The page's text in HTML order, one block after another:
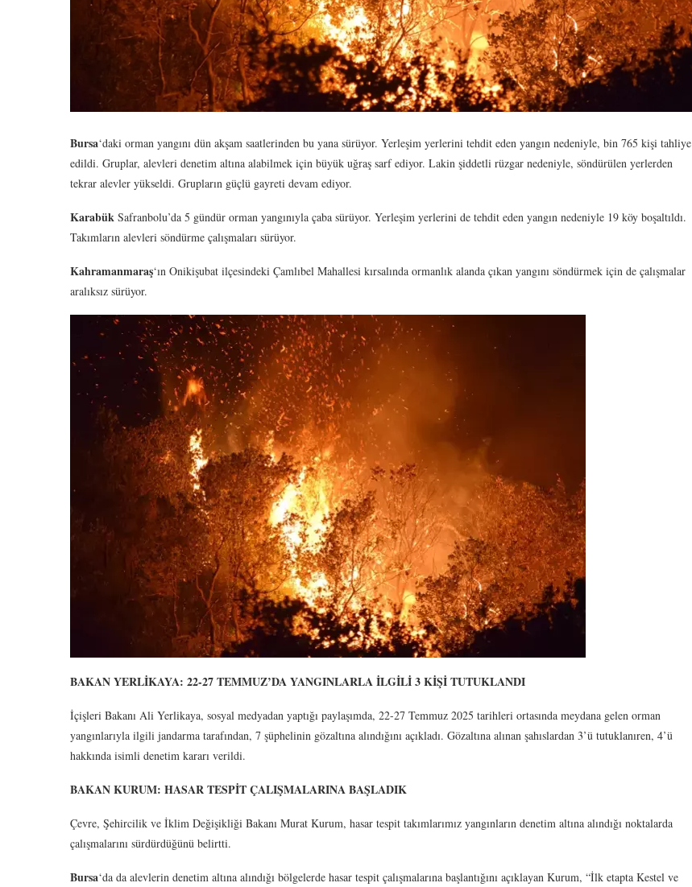
Bursa‘daki orman yangını dün akşam saatlerinden bu yana sürüyor. Yerleşim yerlerini tehdit eden yangın nedeniyle, bin 765 kişi tahliye
edildi. Gruplar, alevleri denetim altına alabilmek için büyük uğraş sarf ediyor. Lakin şiddetli rüzgar nedeniyle, söndürülen yerlerden
tekrar alevler yükseldi. Grupların güçlü gayreti devam ediyor.
Karabük Safranbolu’da 5 gündür orman yangınıyla çaba sürüyor. Yerleşim yerlerini de tehdit eden yangın nedeniyle 19 köy boşaltıldı.
Takımların alevleri söndürme çalışmaları sürüyor.
Kahramanmaraş‘ın Onikişubat ilçesindeki Çamlıbel Mahallesi kırsalında ormanlık alanda çıkan yangını söndürmek için de çalışmalar
aralıksız sürüyor.
BAKAN YERLİKAYA: 22-27 TEMMUZ’DA YANGINLARLA İLGİLİ 3 KİŞİ TUTUKLANDI
İçişleri Bakanı Ali Yerlikaya, sosyal medyadan yaptığı paylaşımda, 22-27 Temmuz 2025 tarihleri ortasında meydana gelen orman
yangınlarıyla ilgili jandarma tarafından, 7 şüphelinin gözaltına alındığını açıkladı. Gözaltına alınan şahıslardan 3’ü tutuklanıren, 4’ü
hakkında isimli denetim kararı verildi.
BAKAN KURUM: HASAR TESPİT ÇALIŞMALARINA BAŞLADIK
Çevre, Şehircilik ve İklim Değişikliği Bakanı Murat Kurum, hasar tespit takımlarımız yangınların denetim altına alındığı noktalarda
çalışmalarını sürdürdüğünü belirtti.
Bursa‘da da alevlerin denetim altına alındığı bölgelerde hasar tespit çalışmalarına başlantığını açıklayan Kurum, “İlk etapta Kestel ve